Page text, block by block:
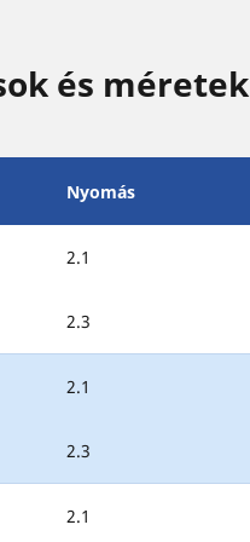
és méretek
Nyomás
2.1
2.3
2.1
2.3
2.1